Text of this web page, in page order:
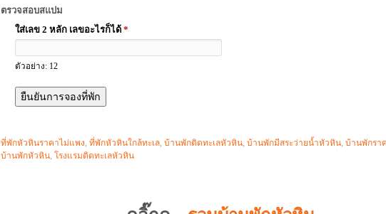
ตรวจสอบสแปม
ใส่เลข 2 หลัก เลขอะไรก็ได้ *
ตัวอย่าง: 12
ที่พักหัวหินราคาไม่แพง ที่พักหัวหินใกล้ทะเล บ้านพักติดทะเลหัวหิน บ้านพักมีสระว่ายน้ำหัวหิน บ้านพักรา
บ้านพักหัวหิน โรงแรมติดทะเลหัวหิน